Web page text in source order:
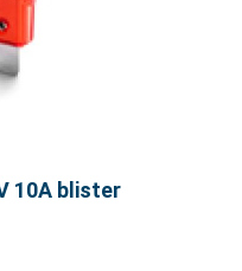
10A blister